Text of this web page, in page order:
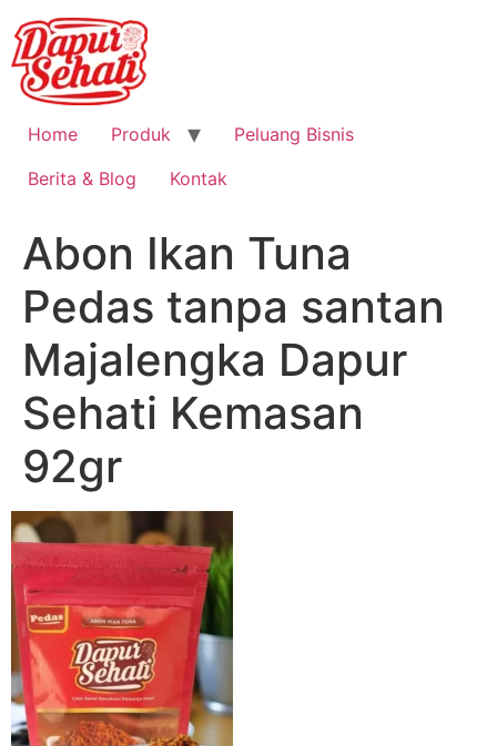
Home Produk
Peluang Bisnis
Berita & Blog
Kontak
Abon Ikan Tuna
Pedas tanpa santan
Majalengka Dapur
Sehati Kemasan
92gr